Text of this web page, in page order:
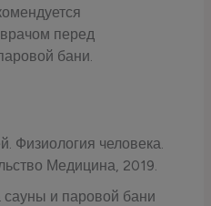
перед
бани.
Физиология человека.
Медицина, 2019.
и паровой бани